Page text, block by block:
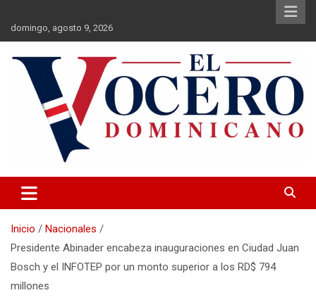
contenido
domingo, agosto 9, 2026
El Vocero Dominicano
Inicio
Nacionales
Presidente Abinader encabeza inauguraciones en Ciudad Juan
Bosch y el INFOTEP por un monto superior a los RD$ 794
millones